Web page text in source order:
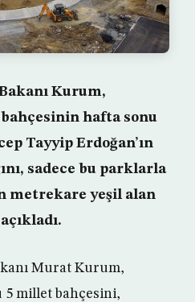
Kurum,
hafta sonu
Tayyip Erdoğan’ın
sadece bu parklarla
metrekare yeşil alan
Murat Kurum,
5 millet bahçesini,